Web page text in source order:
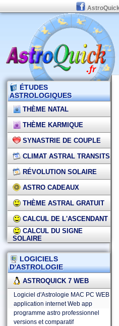
ÉTUDES
ASTROLOGIQUES
THÈME NATAL
THÈME KARMIQUE
SYNASTRIE DE COUPLE
CLIMAT ASTRAL TRANSITS
RÉVOLUTION SOLAIRE
ASTRO CADEAUX
THÈME ASTRAL GRATUIT
CALCUL DE L'ASCENDANT
CALCUL DU SIGNE
SOLAIRE
LOGICIELS
D'ASTROLOGIE
ASTROQUICK 7 WEB
Logiciel d'Astrologie MAC PC WEB
application internet Web app
programme astro professionnel
versions et comparatif